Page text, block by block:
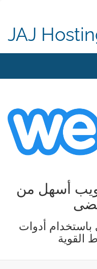
JAJ
ويب أسهل من
باستخدام أدوات
القوية